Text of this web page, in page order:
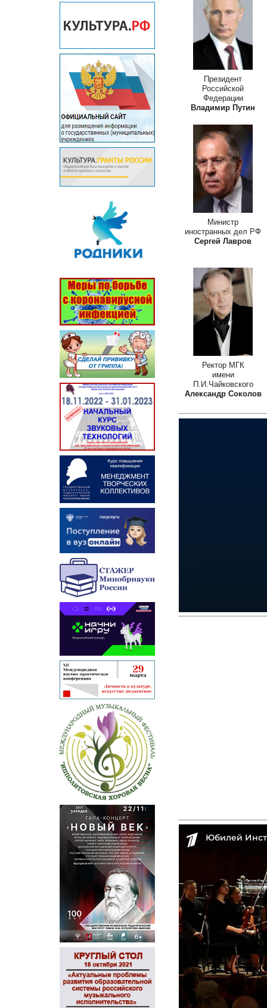
Президент
Российской
Федерации
Владимир Путин
Министр
иностранных дел РФ
Сергей Лавров
Ректор МГК
имени
П.И.Чайковского
Александр Соколов